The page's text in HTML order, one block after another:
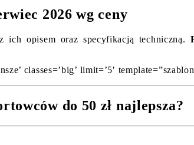
2026 wg ceny
ich opisem oraz specyfikacją techniczną.
classes=’big’ limit=’5′
do 50 zł najlepsza?